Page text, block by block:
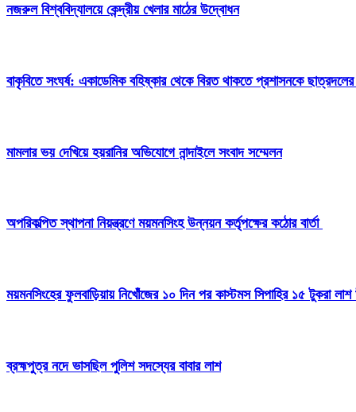
নজরুল বিশ্ববিদ্যালয়ে কেন্দ্রীয় খেলার মাঠের উদ্বোধন
বাকৃবিতে সংঘর্ষ: একাডেমিক বহিষ্কার থেকে বিরত থাকতে প্রশাসনকে
মামলার ভয় দেখিয়ে হয়রানির অভিযোগে নান্দাইলে সংবাদ সম্মেলন
অপরিকল্পিত স্থাপনা নিয়ন্ত্রণে ময়মনসিংহ উন্নয়ন কর্তৃপক্ষের কঠোর বার্তা
ময়মনসিংহের ফুলবাড়িয়ায় নিখোঁজের ১০ দিন পর কাস্টমস সিপাহির ১৫ টুকরা লাশ
ব্রহ্মপুত্র নদে ভাসছিল পুলিশ সদস্যের বাবার লাশ